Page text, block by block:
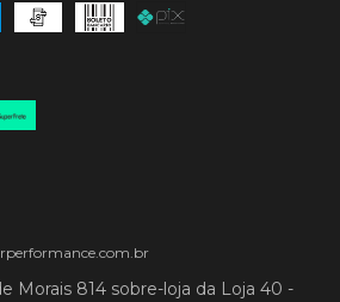
Morais 814 sobre-loja da Loja 40 -